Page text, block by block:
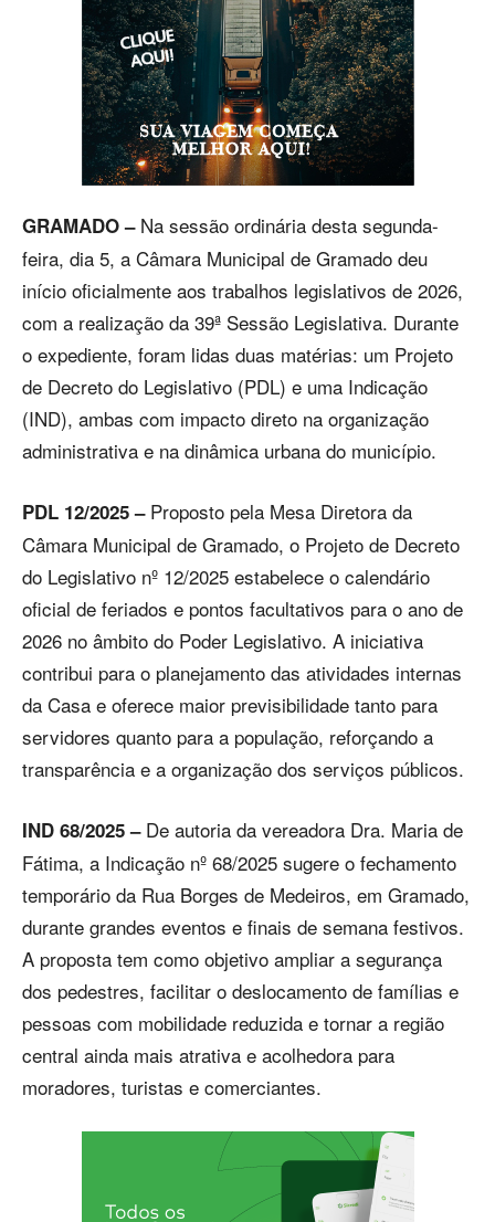
GRAMADO –Na sessão ordinária desta segunda-
feira, dia 5, a Câmara Municipal de Gramado deu
início oficialmente aos trabalhos legislativos de 2026,
com a realização da 39ª Sessão Legislativa. Durante
o expediente, foram lidas duas matérias: um Projeto
de Decreto do Legislativo (PDL) e uma Indicação
(IND), ambas com impacto direto na organização
administrativa e na dinâmica urbana do município.
PDL 12/2025 –Proposto pela Mesa Diretora da
Câmara Municipal de Gramado, o Projeto de Decreto
do Legislativo nº 12/2025 estabelece o calendário
oficial de feriados e pontos facultativos para o ano de
2026 no âmbito do Poder Legislativo. A iniciativa
contribui para o planejamento das atividades internas
da Casa e oferece maior previsibilidade tanto para
servidores quanto para a população, reforçando a
transparência e a organização dos serviços públicos.
IND 68/2025 –De autoria da vereadora Dra. Maria de
Fátima, a Indicação nº 68/2025 sugere o fechamento
temporário da Rua Borges de Medeiros, em Gramado,
durante grandes eventos e finais de semana festivos.
A proposta tem como objetivo ampliar a segurança
dos pedestres, facilitar o deslocamento de famílias e
pessoas com mobilidade reduzida e tornar a região
central ainda mais atrativa e acolhedora para
moradores, turistas e comerciantes.